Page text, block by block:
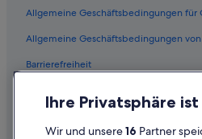
Allgemeine Geschäftsbedingungen für
Allgemeine Geschäftsbedingungen
Barrierefreiheit
Ihre Privatsphäre
Wir und unsere16 Partner